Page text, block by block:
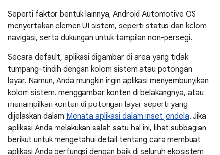
Seperti faktor bentuk lainnya, Android Automotive OS
menyertakan elemen UI sistem, seperti status dan kolom
navigasi, serta dukungan untuk tampilan non-persegi.
Secara default, aplikasi digambar di area yang tidak
tumpang-tindih dengan kolom sistem atau potongan
layar. Namun, Anda mungkin ingin aplikasi menyembunyikan
kolom sistem, menggambar konten di belakangnya, atau
menampilkan konten di potongan layar seperti yang
dijelaskan dalam Menata aplikasi dalam inset jendela. Jika
aplikasi Anda melakukan salah satu hal ini, lihat subbagian
berikut untuk mengetahui detail tentang cara membuat
aplikasi Anda berfungsi dengan baik di seluruh ekosistem